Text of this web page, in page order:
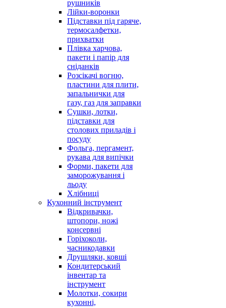
рушників
Лійки-воронки
Підставки під гаряче,
термосалфетки,
прихватки
Плівка харчова,
пакети і папір для
сніданків
Розсікачі вогню,
пластини для плити,
запальнички для
газу, газ для заправки
Сушки, лотки,
підставки для
столових приладів і
посуду
Фольга, пергамент,
рукава для випічки
Форми, пакети для
заморожування і
льоду
Хлібниці
Кухонний інструмент
Відкривачки,
штопори, ножі
консервні
Горіхоколи,
часникодавки
Друшляки, ковші
Кондитерський
інвентар та
інструмент
Молотки, сокири
кухонні,